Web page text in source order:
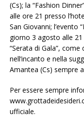
(Cs); la “Fashion
alle ore 21 presso
San Giovanni; l’evento
giorno 3 agosto alle
“Serata di Gala”,
nell’incanto e nella
Amantea (Cs) sempre
Per essere sempre
ufficiale.